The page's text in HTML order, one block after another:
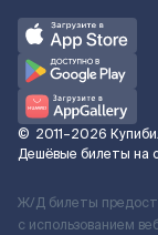
© 2011–2026
Дешёвые билеты на
Ж/Д билеты
с использованием